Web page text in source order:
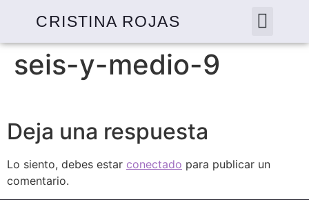
CRISTINA ROJAS
seis-y-medio-9
Deja una respuesta
Lo siento, debes estar conectado para publicar un
comentario.